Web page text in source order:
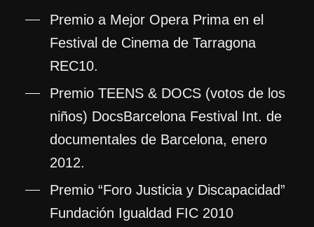
Premio a Mejor Opera Prima en el
Festival de Cinema de Tarragona
REC10.
Premio TEENS & DOCS (votos de los
niños) DocsBarcelona Festival Int. de
documentales de Barcelona, enero
2012.
Premio “Foro Justicia y Discapacidad”
Fundación Igualdad FIC 2010